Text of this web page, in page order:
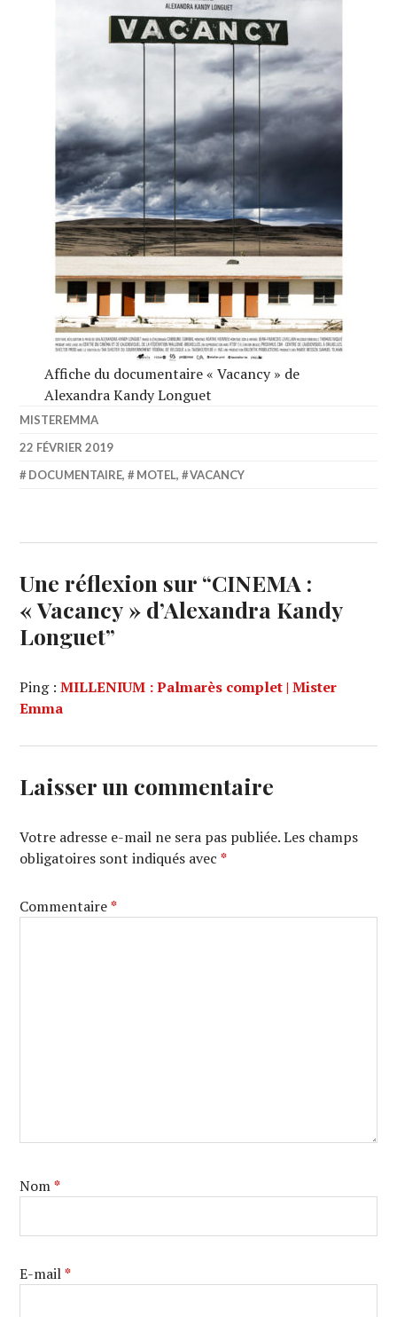
Affiche du documentaire « Vacancy » de
Alexandra Kandy Longuet
MISTEREMMA
22 FÉVRIER 2019
DOCUMENTAIRE, MOTEL, VACANCY
Une réflexion sur “CINEMA :
« Vacancy » d’Alexandra Kandy
Longuet”
Ping :MILLENIUM : Palmarès complet | Mister
Emma
Laisser un commentaire
Votre adresse e-mail ne sera pas publiée. Les champs
obligatoires sont indiqués avec*
Commentaire*
Nom*
E-mail*